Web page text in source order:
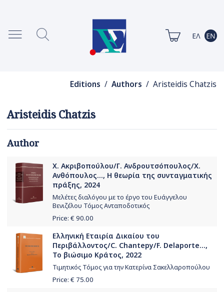
Editions / Authors / Aristeidis Chatzis
Aristeidis Chatzis
Author
Χ. Ακριβοπούλου/Γ. Ανδρουτσόπουλος/Χ.
Ανθόπουλος..., Η θεωρία της συνταγματικής
πράξης, 2024
Μελέτες διαλόγου με το έργο του Ευάγγελου
Βενιζέλου Τόμος Ανταποδοτικός
Price: € 90.00
Ελληνική Εταιρία Δικαίου του
Περιβάλλοντος/C. Chantepy/F. Delaporte...,
Το βιώσιμο Κράτος, 2022
Τιμητικός Τόμος για την Κατερίνα Σακελλαροπούλου
Price: € 75.00